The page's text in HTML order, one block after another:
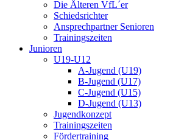
Die Älteren VfL´er
Schiedsrichter
Ansprechpartner Senioren
Trainingszeiten
Junioren
U19-U12
A-Jugend (U19)
B-Jugend (U17)
C-Jugend (U15)
D-Jugend (U13)
Jugendkonzept
Trainingszeiten
Fördertraining